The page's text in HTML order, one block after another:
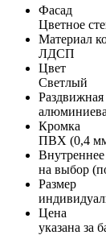
Фасад
Цветное
Материал
ЛДСП
Цвет
Светлый
Раздвижная
Кромка
ПВХ (0,4
на выбор
Размер
Цена
указана за